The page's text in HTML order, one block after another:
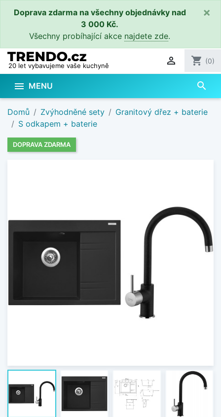
Doprava zdarma na všechny objednávky nad
3 000 Kč.
Všechny probíhající akce najdete zde.
×
20 let vybavujeme vaše kuchyně  shopping_cart (0)
 MENU search
Domů Zvýhodněné sety
Granitový dřez + baterie
S odkapem + baterie
DOPRAVA ZDARMA